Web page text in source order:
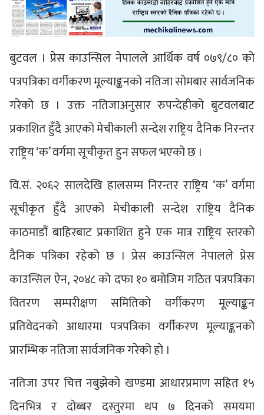
बुटवल । प्रेस काउन्सिल नेपालले आर्थिक वर्ष ०७९/८० को
पत्रपत्रिका वर्गीकरण मूल्याङ्कनको नतिजा सोमबार सार्वजनिक
गरेको छ । उक्त नतिजाअनुसार रुपन्देहीको बुटवलबाट
प्रकाशित हुँदै आएको मेचीकाली सन्देश राष्ट्रिय दैनिक निरन्तर
राष्ट्रिय ‘क’ वर्गमा सूचीकृत हुन सफल भएको छ ।
वि.सं. २०६२ सालदेखि हालसम्म निरन्तर राष्ट्रिय ‘क’ वर्गमा
सूचीकृत हुँदै आएको मेचीकाली सन्देश राष्ट्रिय दैनिक
काठमाडौं बाहिरबाट प्रकाशित हुने एक मात्र राष्ट्रिय स्तरको
दैनिक पत्रिका रहेको छ । प्रेस काउन्सिल नेपालले प्रेस
काउन्सिल ऐन, २०४८ को दफा १० बमोजिम गठित पत्रपत्रिका
वितरण सम्परीक्षण समितिको वर्गीकरण मूल्याङ्कन
प्रतिवेदनको आधारमा पत्रपत्रिका वर्गीकरण मूल्याङ्कनको
प्रारम्भिक नतिजा सार्वजनिक गरेको हो ।
नतिजा उपर चित्त नबुझेको खण्डमा आधारप्रमाण सहित १५
दिनभित्र र दोब्बर दस्तुरमा थप ७ दिनको समयमा